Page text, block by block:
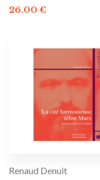
26.00 €
Renaud Denuit